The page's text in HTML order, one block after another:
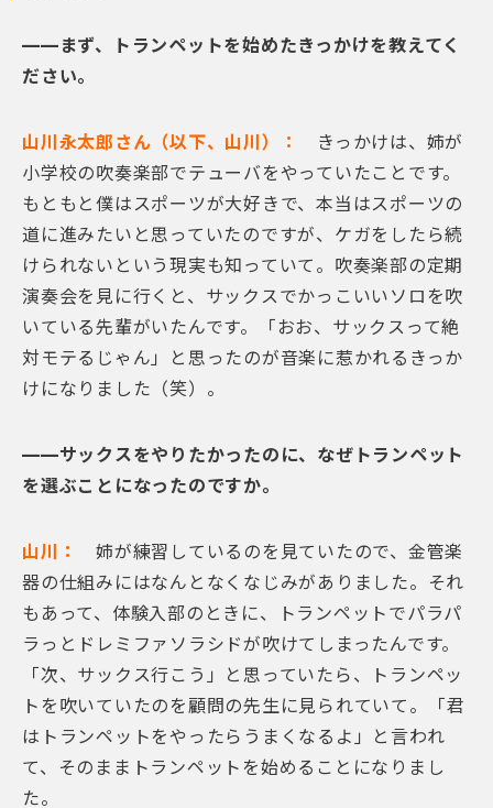
——まず、トランペットを始めたきっかけを教えてく
ださい。
山川永太郎さん（以下、山川）：
きっかけは、姉が
小学校の吹奏楽部でテューバをやっていたことです。
もともと僕はスポーツが大好きで、本当はスポーツの
道に進みたいと思っていたのですが、ケガをしたら続
けられないという現実も知っていて。吹奏楽部の定期
演奏会を見に行くと、サックスでかっこいいソロを吹
いている先輩がいたんです。「おお、サックスって絶
対モテるじゃん」と思ったのが音楽に惹かれるきっか
けになりました（笑）。
——サックスをやりたかったのに、なぜトランペット
を選ぶことになったのですか。
山川：
姉が練習しているのを見ていたので、金管楽
器の仕組みにはなんとなくなじみがありました。それ
もあって、体験入部のときに、トランペットでパラパ
ラっとドレミファソラシドが吹けてしまったんです。
「次、サックス行こう」と思っていたら、トランペッ
トを吹いていたのを顧問の先生に見られていて。「君
はトランペットをやったらうまくなるよ」と言われ
て、そのままトランペットを始めることになりまし
た。